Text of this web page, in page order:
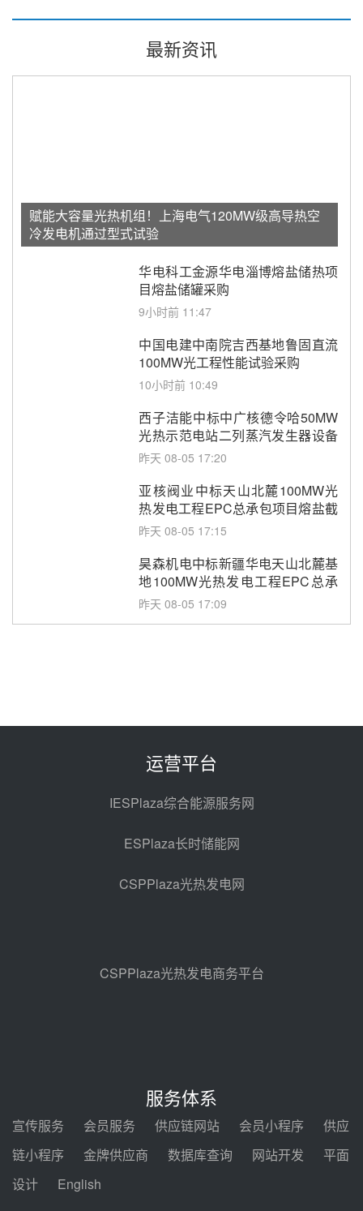
最新资讯
赋能大容量光热机组！上海电气120MW级高导热空
冷发电机通过型式试验
华电科工金源华电淄博熔盐储热项
目熔盐储罐采购
9小时前 11:47
中国电建中南院吉西基地鲁固直流
100MW光工程性能试验采购
10小时前 10:49
西子洁能中标中广核德令哈50MW
光热示范电站二列蒸汽发生器设备
采购
昨天 08-05 17:20
亚核阀业中标天山北麓100MW光
热发电工程EPC总承包项目熔盐截
止阀、熔盐三偏心蝶阀采购
昨天 08-05 17:15
昊森机电中标新疆华电天山北麓基
地100MW光热发电工程EPC总承
包项目熔盐介质超声波流量计采购
昨天 08-05 17:09
电机组灵活性改造项目三元液态盐
2026-2029年熔盐介质框架协议
中能建华中试研院中标重能新疆
100MW光热项目机组调试及性能
试验
昨天 08-05 10:41
格局
昨天 08-05 09:11
锅中标格尔木项目蒸汽发生系统
甘肃建投安装公司赴京洽谈，深化
瓜州、博州光热项目战略合作
运营平台
IESPlaza综合能源服务网
ESPlaza长时储能网
CSPPlaza光热发电网
CSPPlaza光热发电商务平台
服务体系
宣传服务 会员服务 供应链网站 会员小程序
供应
链小程序
金牌供应商 数据库查询 网站开发
平面
设计
English